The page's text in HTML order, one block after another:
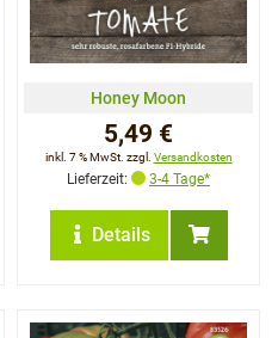
Honey Moon
5,49 €
inkl. 7 % MwSt. zzgl. Versandkosten
Lieferzeit: 3-4 Tage*
Details